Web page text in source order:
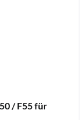
/ F55 für